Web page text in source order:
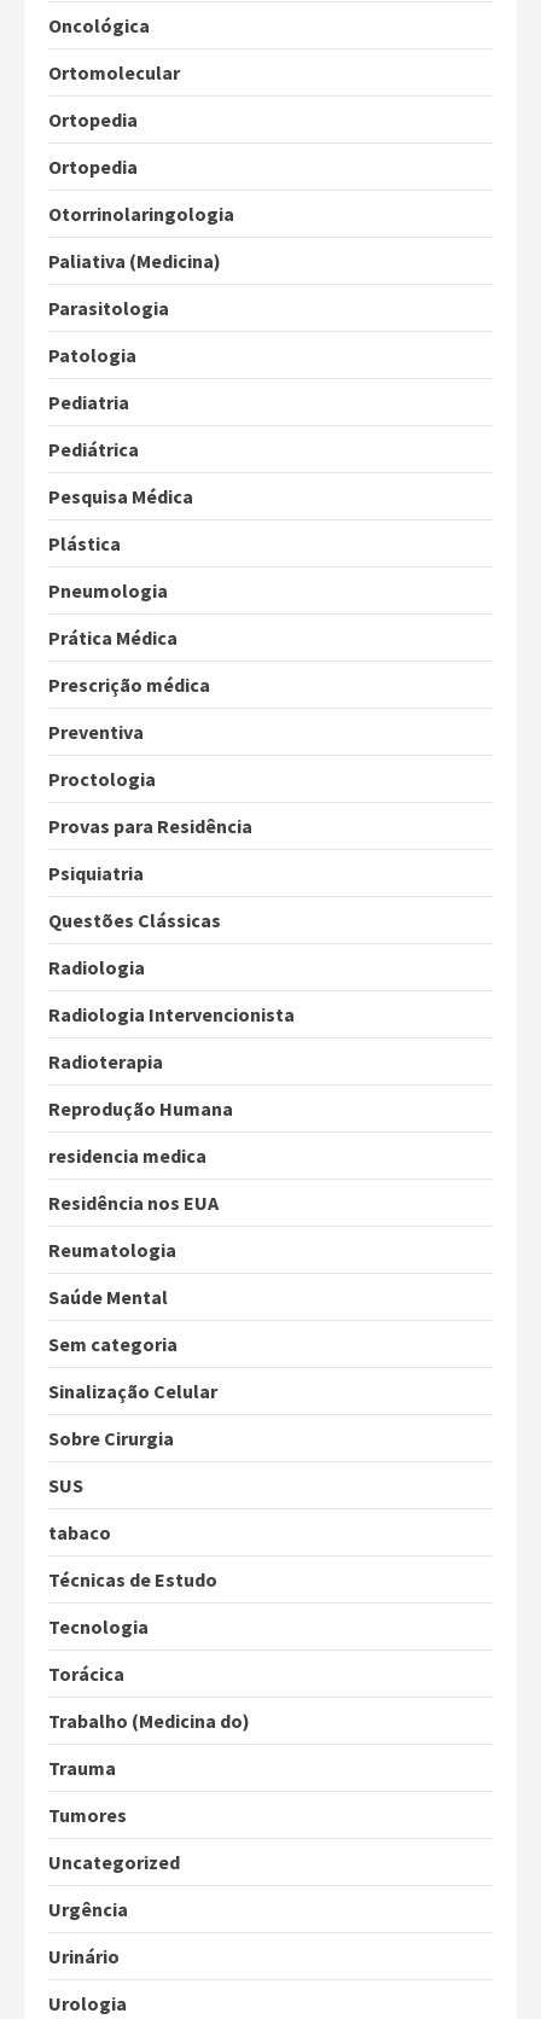
Oncológica
Ortomolecular
Ortopedia
Ortopedia
Otorrinolaringologia
Paliativa (Medicina)
Parasitologia
Patologia
Pediatria
Pediátrica
Pesquisa Médica
Plástica
Pneumologia
Prática Médica
Prescrição médica
Preventiva
Proctologia
Provas para Residência
Psiquiatria
Questões Clássicas
Radiologia
Radiologia Intervencionista
Radioterapia
Reprodução Humana
residencia medica
Residência nos EUA
Reumatologia
Saúde Mental
Sem categoria
Sinalização Celular
Sobre Cirurgia
SUS
tabaco
Técnicas de Estudo
Tecnologia
Torácica
Trabalho (Medicina do)
Trauma
Tumores
Uncategorized
Urgência
Urinário
Urologia